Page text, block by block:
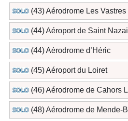
(43) Aérodrome Les Vastres
(44) Aéroport de Saint
(44) Aérodrome d’Héric
(45) Aéroport du Loiret
(46) Aérodrome de Cahors
(48) Aérodrome de Mende-